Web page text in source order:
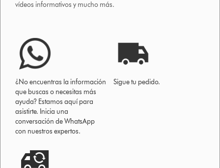
vídeos informativos y mucho más.
¿No encuentras la información
que buscas o necesitas más
ayuda? Estamos aquí para
asistirte. Inicia una
conversación de WhatsApp
con nuestros expertos.
Sigue tu pedido.